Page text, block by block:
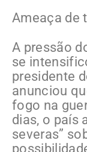
Ameaça de
A pressão
se
presidente
anunciou
fogo na
dias, o país
severas”